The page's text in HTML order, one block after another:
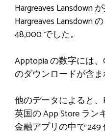
Hargreaves Lansdown
Hargreaves Lansdown
48,000 でした。
Apptopia の数字には
のダウンロードが含ま
他のデータによると、
英国の App Store ラ
金融アプリの中で 249